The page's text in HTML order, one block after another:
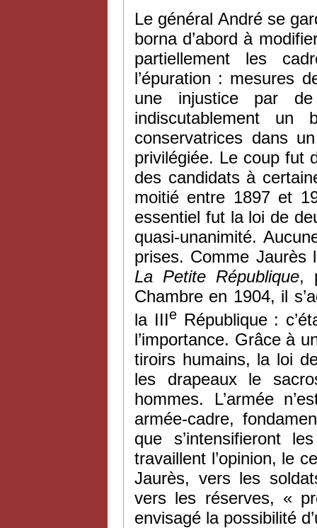
Le général André se
borna d’abord à
partiellement les
l’épuration : mesures
une injustice par
indiscutablement
conservatrices dans
privilégiée. Le coup fut
des candidats à
moitié entre 1897 et
essentiel fut la loi de
quasi-unanimité.
prises. Comme Jaurès
La Petite République,
Chambre en 1904, il
la IIIeRépublique :
l’importance. Grâce à
tiroirs humains, la loi
les drapeaux le
hommes. L’armée
armée-cadre,
que s’intensifieront
travaillent l’opinion, le
Jaurès, vers les
vers les réserves, «
envisagé la possibilité